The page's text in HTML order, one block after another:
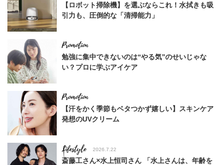
【ロボット掃除機】を選ぶならこれ！水拭きも吸
引力も、圧倒的な「清掃能力」
勉強に集中できないのは“やる気”のせいじゃな
い？プロに学ぶアイケア
【汗をかく季節もベタつかず嬉しい】スキンケア
発想のUVクリーム
Lifestyle 2026.7.22
斎藤工さん×水上恒司さん 「水上さんは、年齢を